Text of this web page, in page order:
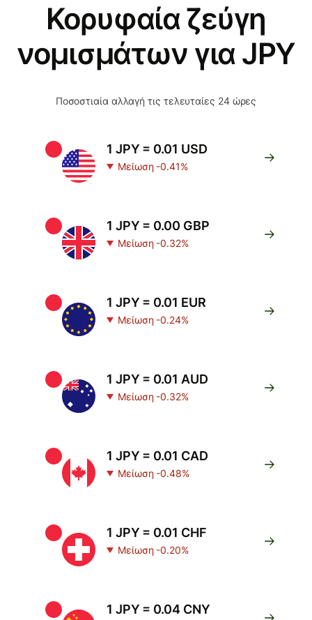
Κορυφαία ζεύγη
νομισμάτων για JPY
Ποσοστιαία αλλαγή τις τελευταίες 24 ώρες
1 JPY = 0.01 USD
Μείωση -0.41%
1 JPY = 0.00 GBP
Μείωση -0.32%
1 JPY = 0.01 EUR
Μείωση -0.24%
1 JPY = 0.01 AUD
Μείωση -0.32%
1 JPY = 0.01 CAD
Μείωση -0.48%
1 JPY = 0.01 CHF
Μείωση -0.20%
1 JPY = 0.04 CNY